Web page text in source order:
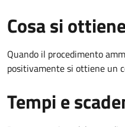
Cosa si
Quando il procedimento
positivamente si ottiene un
Tempi e